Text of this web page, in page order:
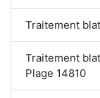
Traitement
Traitement
Plage 14810